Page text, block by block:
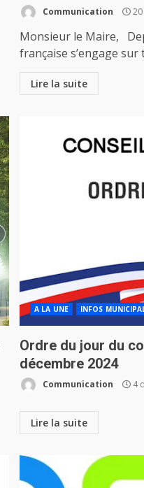
Communication
Monsieur le Maire,
française s’engage
Lire la suite
A LA UNE INFOS
Ordre du jour du
décembre 2024
Communication 4
Lire la suite